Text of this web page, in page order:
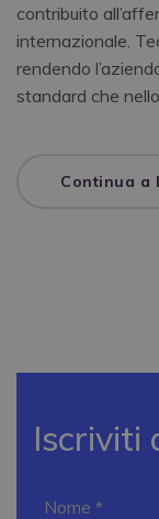
contribuito
internazionale.
rendendo
standard che
Continua a
Iscriviti